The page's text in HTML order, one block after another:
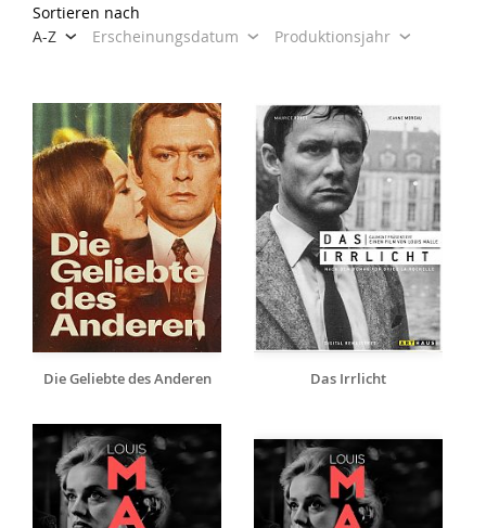
Sortieren nach
A-Z
Erscheinungsdatum Produktionsjahr
Die Geliebte des Anderen Das Irrlicht